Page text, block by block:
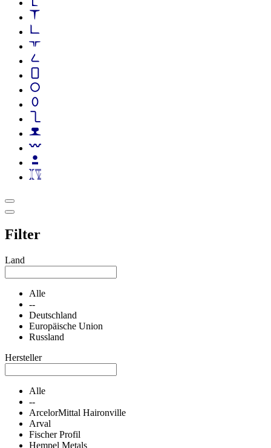
Filter
Land
Alle
--
Deutschland
Europäische Union
Russland
Hersteller
Alle
--
ArcelorMittal Haironville
Arval
Fischer Profil
Hempel Metals